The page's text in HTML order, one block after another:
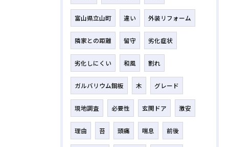
富山県立山町 違い 外装リフォーム
隣家との距離 留守 劣化症状
劣化しにくい 和風 割れ
ガルバリウム鋼板 木 グレード
現地調査 必要性 玄関ドア 激安
理由 苔 頭痛 喘息 前後